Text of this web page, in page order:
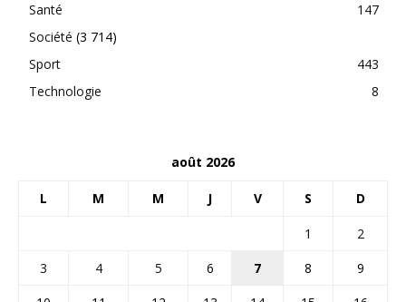
Santé
147
Société (3 714)
Sport
443
Technologie
8
août 2026
L M M J V S D
1
2
3
4 5 6 7 8
9